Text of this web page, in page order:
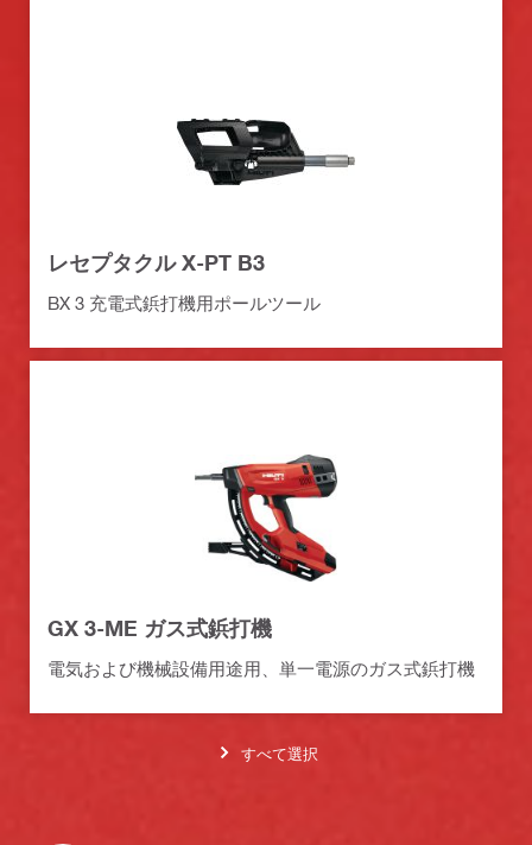
レセプタクル X-PT B3
BX 3 充電式鋲打機用ポールツール
GX 3-ME ガス式鋲打機
電気および機械設備用途用、単一電源のガス式鋲打機
すべて選択